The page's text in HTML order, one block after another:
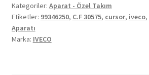
Çakma
Aparatı
99346250
(2.
Kategoriler: Aparat - Özel Takım
Etiketler: 99346250, C.F 30575, cursor, iveco,
Aparatı
Marka: IVECO